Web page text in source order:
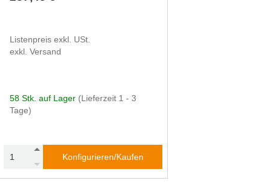
1.464
Listenpreis exkl. USt.
exkl. Versand
58 Stk. auf Lager (Lieferzeit 1 - 3
Tage)
Konfigurieren/Kaufen